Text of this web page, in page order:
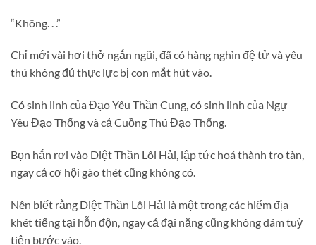
“Không. . .”
Chỉ mới vài hơi thở ngắn ngũi, đã có hàng nghìn đệ tử và yêu
thú không đủ thực lực bị con mắt hút vào.
Có sinh linh của Đạo Yêu Thần Cung, có sinh linh của Ngự
Yêu Đạo Thống và cả Cuồng Thú Đạo Thống.
Bọn hắn rơi vào Diệt Thần Lôi Hải, lập tức hoá thành tro tàn,
ngay cả cơ hội gào thét cũng không có.
Nên biết rằng Diệt Thần Lôi Hải là một trong các hiểm địa
khét tiếng tại hỗn độn, ngay cả đại năng cũng không dám tuỳ
tiện bước vào.